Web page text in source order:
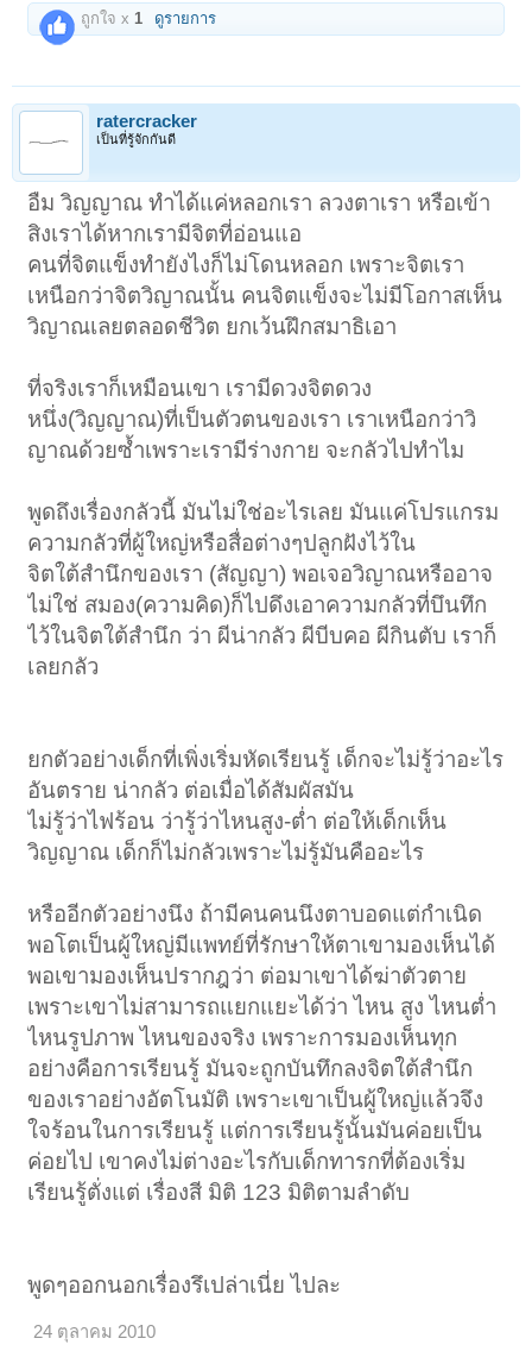
ถูกใจ x1 ดูรายการ
ratercracker
เป็นที่รู้จักกันดี
อืม วิญญาณ ทำได้แค่หลอกเรา ลวงตาเรา หรือเข้า
สิงเราได้หากเรามีจิตที่อ่อนแอ
คนที่จิตแข็งทำยังไงก็ไม่โดนหลอก เพราะจิตเรา
เหนือกว่าจิตวิญาณนั้น คนจิตแข็งจะไม่มีโอกาสเห็น
วิญาณเลยตลอดชีวิต ยกเว้นฝึกสมาธิเอา
ที่จริงเราก็เหมือนเขา เรามีดวงจิตดวง
หนึ่ง(วิญญาณ)ที่เป็นตัวตนของเรา เราเหนือกว่าวิ
ญาณด้วยซ้ำเพราะเรามีร่างกาย จะกลัวไปทำไม
พูดถึงเรื่องกลัวนี้ มันไม่ใช่อะไรเลย มันแค่โปรแกรม
ความกลัวที่ผู้ใหญ่หรือสื่อต่างๆปลูกฝังไว้ใน
จิตใต้สำนึกของเรา (สัญญา) พอเจอวิญาณหรืออาจ
ไม่ใช่ สมอง(ความคิด)ก็ไปดึงเอาความกลัวที่บึนทึก
ไว้ในจิตใต้สำนึก ว่า ผีน่ากลัว ผีบีบคอ ผีกินตับ เราก็
เลยกลัว
ยกตัวอย่างเด็กที่เพิ่งเริ่มหัดเรียนรู้ เด็กจะไม่รู้ว่าอะไร
อันตราย น่ากลัว ต่อเมื่อได้สัมผัสมัน
ไม่รู้ว่าไฟร้อน ว่ารู้ว่าไหนสูง-ต่ำ ต่อให้เด็กเห็น
วิญญาณ เด็กก็ไม่กลัวเพราะไม่รู้มันคืออะไร
หรืออีกตัวอย่างนึง ถ้ามีคนคนนึงตาบอดแต่กำเนิด
พอโตเป็นผู้ใหญ่มีแพทย์ที่รักษาให้ตาเขามองเห็นได้
พอเขามองเห็นปรากฎว่า ต่อมาเขาได้ฆ่าตัวตาย
เพราะเขาไม่สามารถแยกแยะได้ว่า ไหน สูง ไหนต่ำ
ไหนรูปภาพ ไหนของจริง เพราะการมองเห็นทุก
อย่างคือการเรียนรู้ มันจะถูกบันทึกลงจิตใต้สำนึก
ของเราอย่างอัตโนมัติ เพราะเขาเป็นผู้ใหญ่แล้วจึง
ใจร้อนในการเรียนรู้ แต่การเรียนรู้นั้นมันค่อยเป็น
ค่อยไป เขาคงไม่ต่างอะไรกับเด็กทารกที่ต้องเริ่ม
เรียนรู้ตั่งแต่ เรื่องสี มิติ 123 มิติตามลำดับ
พูดๆออกนอกเรื่องรึเปล่าเนี่ย ไปละ
24 ตุลาคม 2010